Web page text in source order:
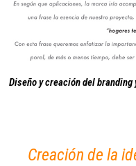
Diseño y creación del
Creación de la